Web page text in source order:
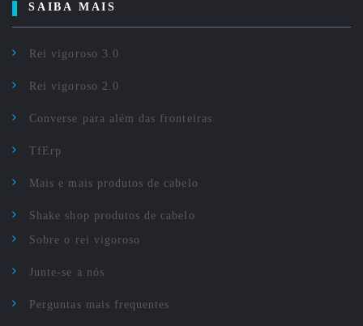
SAIBA MAIS
Rei vigoroso 3.0
Rei vigoroso 2.0
Converse para além das fronteiras
TfErp
Mais e mais produtos de cabelo
Shake shop produtos de cabelo
Sobre o rei vigoroso
Junte-se a nós
Perguntas mais frequentes